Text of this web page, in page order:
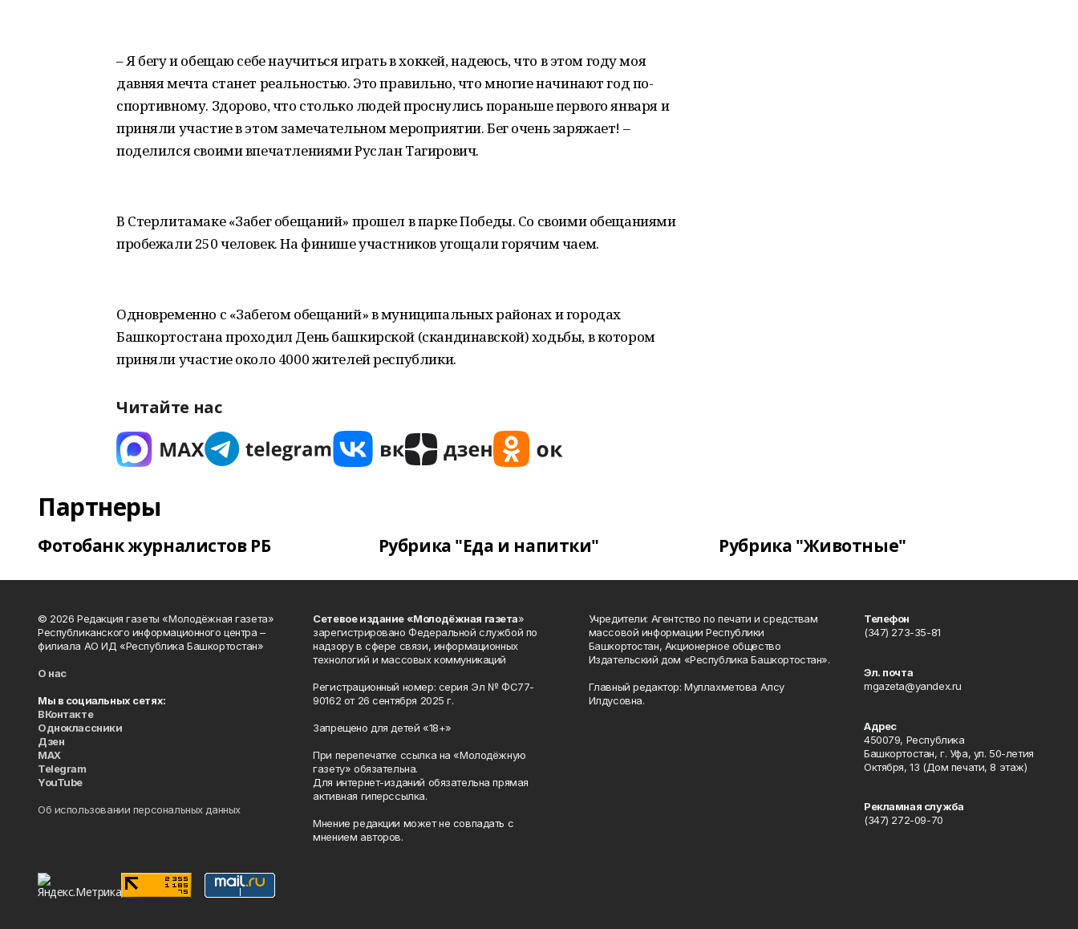
– Я бегу и обещаю себе научиться играть в хоккей, надеюсь, что в этом году моя
давняя мечта станет реальностью. Это правильно, что многие начинают год по-
спортивному. Здорово, что столько людей проснулись пораньше первого января и
приняли участие в этом замечательном мероприятии. Бег очень заряжает! –
поделился своими впечатлениями Руслан Тагирович.
В Стерлитамаке «Забег обещаний» прошел в парке Победы. Со своими обещаниями
пробежали 250 человек. На финише участников угощали горячим чаем.
Одновременно с «Забегом обещаний» в муниципальных районах и городах
Башкортостана проходил День башкирской (скандинавской) ходьбы, в котором
приняли участие около 4000 жителей республики.
Читайте нас
Партнеры
Фотобанк журналистов РБ Рубрика "Еда и напитки" Рубрика "Животные"
© 2026 Редакция газеты «Молодёжная газета»
Республиканского информационного центра –
филиала АО ИД «Республика Башкортостан»
О нас
Мы в социальных сетях:
ВКонтакте
Одноклассники
Дзен
MAX
Telegram
YouTube
Об использовании персональных данных
Сетевое издание «Молодёжная газета»
зарегистрировано Федеральной службой по
надзору в сфере связи, информационных
технологий и массовых коммуникаций
Регистрационный номер: серия Эл № ФС77-
90162 от 26 сентября 2025 г.
Запрещено для детей «18+»
При перепечатке ссылка на «Молодёжную
газету» обязательна.
Для интернет-изданий обязательна прямая
активная гиперссылка.
Мнение редакции может не совпадать с
мнением авторов.
Учредители: Агентство по печати и средствам
массовой информации Республики
Башкортостан, Акционерное общество
Издательский дом «Республика Башкортостан».
Главный редактор: Муллахметова Алсу
Илдусовна.
Телефон
(347) 273-35-81
Эл. почта
mgazeta@yandex.ru
Адрес
450079, Республика
Башкортостан, г. Уфа, ул. 50-летия
Октября, 13 (Дом печати, 8 этаж)
Рекламная служба
(347) 272-09-70